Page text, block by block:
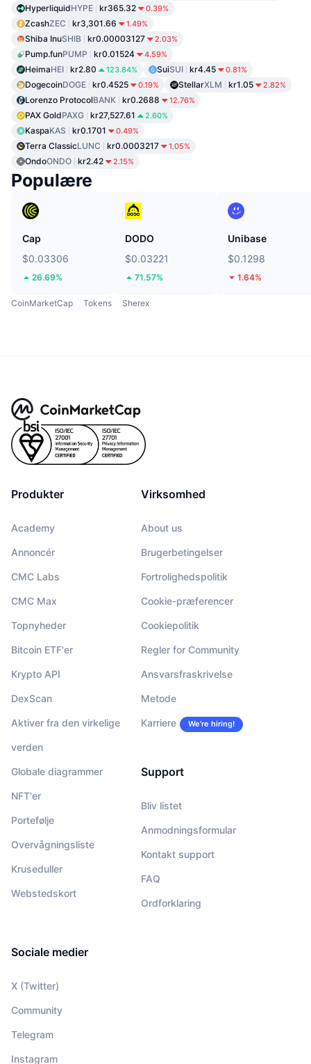
HyperliquidHYPE kr365.32 0.39%
ZcashZEC kr3,301.66 1.49%
Shiba InuSHIB kr0.00003127 2.03%
Pump.funPUMP kr0.01524 4.59%
HeimaHEI kr2.80 123.84% SuiSUI kr4.45 0.81%
DogecoinDOGE kr0.4525 0.19% StellarXLM kr1.05 2.82%
Lorenzo ProtocolBANK kr0.2688 12.76%
PAX GoldPAXG kr27,527.61 2.60%
KaspaKAS kr0.1701 0.49%
Terra ClassicLUNC kr0.0003217 1.05%
OndoONDO kr2.42 2.15%
Populære
Cap
$0.03306
26.69%
DODO
$0.03221
71.57%
Unibase
$0.1298
1.64%
CoinMarketCap Tokens Sherex
Produkter
Academy
Annoncér
CMC Labs
CMC Max
Topnyheder
Bitcoin ETF'er
Krypto API
DexScan
Aktiver fra den virkelige
verden
Globale diagrammer
NFT'er
Portefølje
Overvågningsliste
Kruseduller
Webstedskort
Virksomhed
About us
Brugerbetingelser
Fortrolighedspolitik
Cookie-præferencer
Cookiepolitik
Regler for Community
Ansvarsfraskrivelse
Metode
Karriere We’re hiring!
Support
Bliv listet
Anmodningsformular
Kontakt support
FAQ
Ordforklaring
Sociale medier
X (Twitter)
Community
Telegram
Instagram